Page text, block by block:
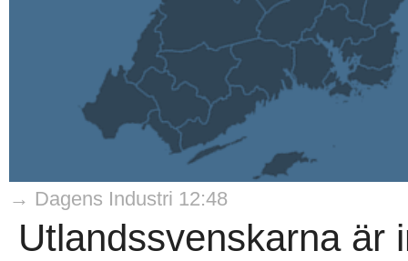
→ Dagens Industri 12:48
Utlandssvenskarna är